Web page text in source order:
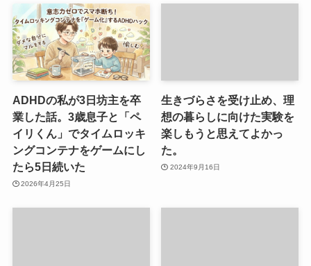
ADHDの私が3日坊主を卒
業した話。3歳息子と「ペ
イリくん」でタイムロッキ
ングコンテナをゲームにし
たら5日続いた
2026年4月25日
生きづらさを受け止め、理
想の暮らしに向けた実験を
楽しもうと思えてよかっ
た。
2024年9月16日